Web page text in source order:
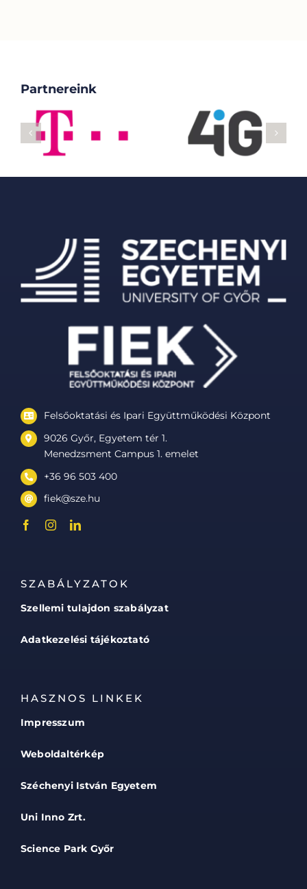
Partnereink
Felsőoktatási és Ipari Együttműködési Központ
9026 Győr, Egyetem tér 1.
Menedzsment Campus 1. emelet
+36 96 503 400
fiek@sze.hu
SZABÁLYZATOK
Szellemi tulajdon szabályzat
Adatkezelési tájékoztató
HASZNOS LINKEK
Impresszum
Weboldaltérkép
Széchenyi István Egyetem
Uni Inno Zrt.
Science Park Győr